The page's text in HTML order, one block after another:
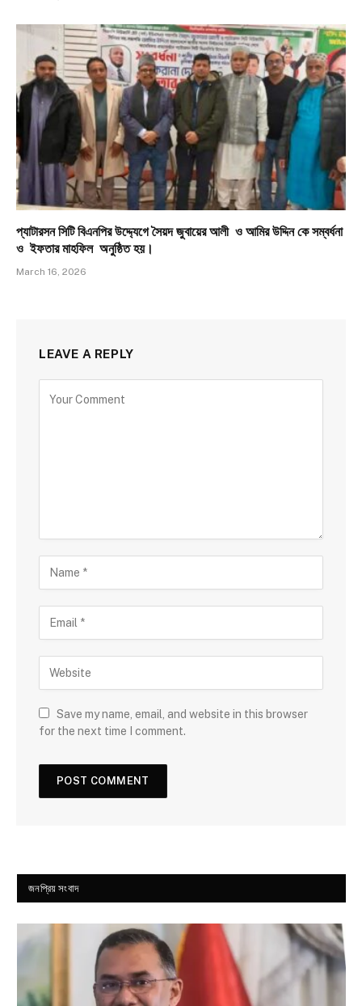
প্যাটারসন সিটি বিএনপির উদ্দ্যেগে সৈয়দ জুবায়ের আলী ও আমির উদ্দিন কে সম্বর্ধনা
ও ইফতার মাহফিল অনুষ্ঠিত হয়।
March 16, 2026
LEAVE A REPLY
Save my name, email, and website in this browser
for the next time I comment.
জনপ্রিয় সংবাদ